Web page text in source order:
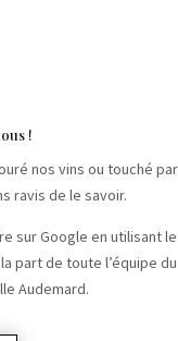
!
nos vins ou touché par
ravis de le savoir.
sur Google en utilisant le
part de toute l’équipe du
Audemard.